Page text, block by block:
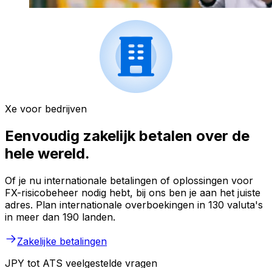
Xe voor bedrijven
Eenvoudig zakelijk betalen over de
hele wereld.
Of je nu internationale betalingen of oplossingen voor
FX-risicobeheer nodig hebt, bij ons ben je aan het juiste
adres. Plan internationale overboekingen in 130 valuta's
in meer dan 190 landen.
Zakelijke betalingen
JPY tot ATS veelgestelde vragen